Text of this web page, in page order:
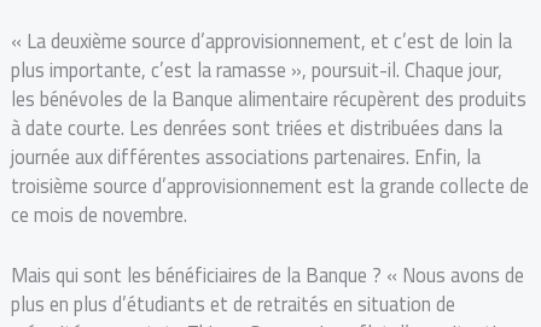
« La deuxième source d’approvisionnement, et c’est de loin la
plus importante, c’est la ramasse », poursuit-il. Chaque jour,
les bénévoles de la Banque alimentaire récupèrent des produits
à date courte. Les denrées sont triées et distribuées dans la
journée aux différentes associations partenaires. Enfin, la
troisième source d’approvisionnement est la grande collecte de
ce mois de novembre.
Mais qui sont les bénéficiaires de la Banque ? « Nous avons de
plus en plus d’étudiants et de retraités en situation de